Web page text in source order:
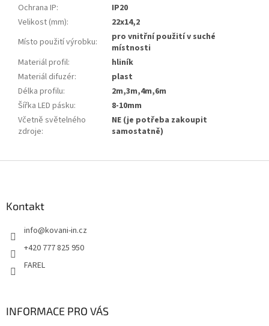
Ochrana IP:
IP20
Velikost (mm):
22x14,2
Místo použití výrobku:
pro vnitřní použití v suché
místnosti
Materiál profil:
hliník
Materiál difuzér:
plast
Délka profilu:
2m,3m,4m,6m
Šířka LED pásku:
8-10mm
Včetně světelného
zdroje:
NE (je potřeba zakoupit
samostatně)
Kontakt
info@kovani-in.cz
+420 777 825 950
FAREL
INFORMACE PRO VÁS